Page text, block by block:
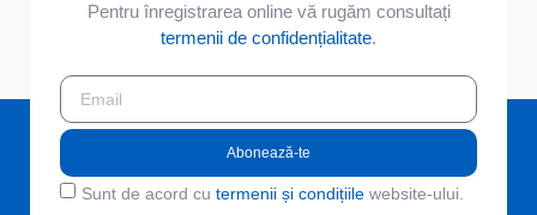
Pentru înregistrarea online vă rugăm consultați
termenii de confidențialitate.
Sunt de acord cu termenii și condițiile website-ului.
Abonează-te